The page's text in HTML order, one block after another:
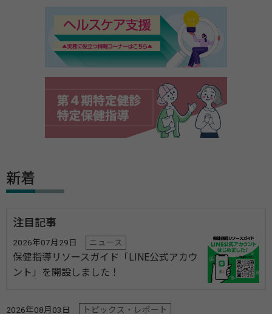
新着
注目記事
2026年07月29日 ニュース
保健指導リソースガイド「LINE公式アカウ
ント」を開設しました！
2026年08月03日 トピックス・レポート